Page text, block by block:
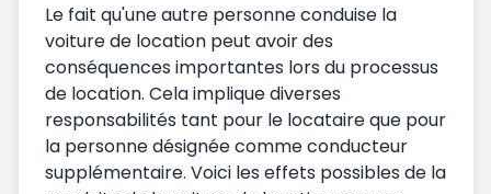
Le fait qu'une autre personne conduise la
voiture de location peut avoir des
conséquences importantes lors du processus
de location. Cela implique diverses
responsabilités tant pour le locataire que pour
la personne désignée comme conducteur
supplémentaire. Voici les effets possibles de la